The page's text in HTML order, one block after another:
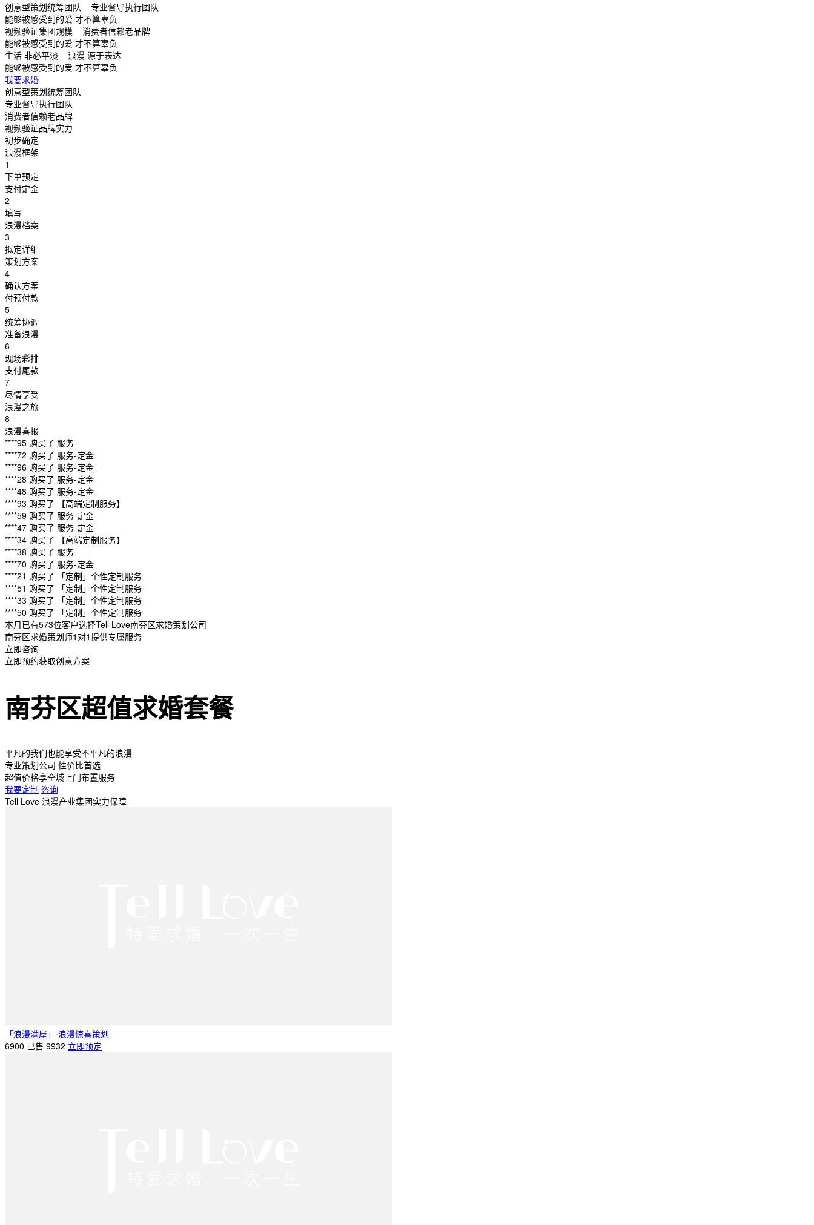
创意型策划统筹团队 专业督导执行团队
能够被感受到的爱 才不算辜负
视频验证集团规模 消费者信赖老品牌
能够被感受到的爱 才不算辜负
生活 非必平淡 浪漫 源于表达
能够被感受到的爱 才不算辜负
我要求婚
创意型策划统筹团队
专业督导执行团队
消费者信赖老品牌
视频验证品牌实力
初步确定
浪漫框架
1
下单预定
支付定金
2
填写
浪漫档案
3
拟定详细
策划方案
4
确认方案
付预付款
5
统筹协调
准备浪漫
6
现场彩排
支付尾款
7
尽情享受
浪漫之旅
8
浪漫喜报
****95 购买了 服务
****72 购买了 服务-定金
****96 购买了 服务-定金
****28 购买了 服务-定金
****48 购买了 服务-定金
****93 购买了 【高端定制服务】
****59 购买了 服务-定金
****47 购买了 服务-定金
****34 购买了 【高端定制服务】
****38 购买了 服务
****70 购买了 服务-定金
****21 购买了 「定制」个性定制服务
****51 购买了 「定制」个性定制服务
****33 购买了 「定制」个性定制服务
****50 购买了 「定制」个性定制服务
本月已有573位客户选择Tell Love南芬区求婚策划公司
南芬区求婚策划师1对1提供专属服务
立即咨询
立即预约获取创意方案
南芬区超值求婚套餐
平凡的我们也能享受不平凡的浪漫
专业策划公司 性价比首选
超值价格享全城上门布置服务
我要定制 咨询
Tell Love 浪漫产业集团实力保障
「浪漫满屋」·浪漫惊喜策划
6900 已售 9932 立即预定